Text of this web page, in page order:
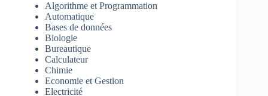
Algorithme et Programmation
Automatique
Bases de données
Biologie
Bureautique
Calculateur
Chimie
Economie et Gestion
Electricité